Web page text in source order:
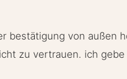
bestätigung von außen
zu vertrauen. ich gebe